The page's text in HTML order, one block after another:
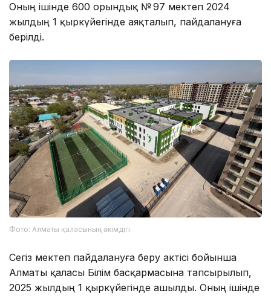
Оның ішінде 600 орындық № 97 мектеп 2024
жылдың 1 қыркүйегінде аяқталып, пайдалануға
берілді.
Фото: Алматы қаласының әкімдігі
Сегіз мектеп пайдалануға беру актісі бойынша
Алматы қаласы Білім басқармасына тапсырылып,
2025 жылдың 1 қыркүйегінде ашылды. Оның ішінде